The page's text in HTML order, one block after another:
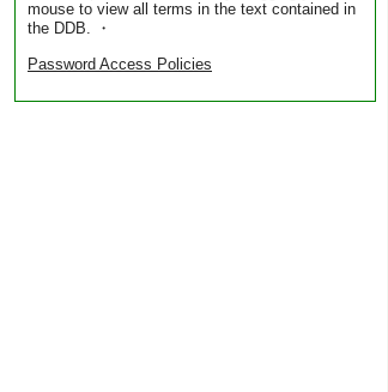
mouse to view all terms in the text contained in
the DDB. ・
Password Access Policies